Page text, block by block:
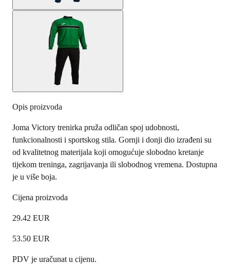
Opis proizvoda
Joma Victory trenirka pruža odličan spoj udobnosti,
funkcionalnosti i sportskog stila. Gornji i donji dio izrađeni su
od kvalitetnog materijala koji omogućuje slobodno kretanje
tijekom treninga, zagrijavanja ili slobodnog vremena. Dostupna
je u više boja.
Cijena proizvoda
29.42 EUR
53.50 EUR
PDV je uračunat u cijenu.